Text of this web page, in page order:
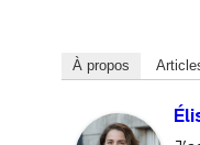
À propos